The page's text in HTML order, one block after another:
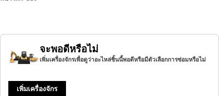
จะพอดีหรือไม่
เพิ่มเครื่องจักรเพื่อดูว่าอะไหล่ชิ้นนี้พอดีหรือมีตัวเลือกการซ่อมหรือไม่
เพิ่มเครื่องจักร